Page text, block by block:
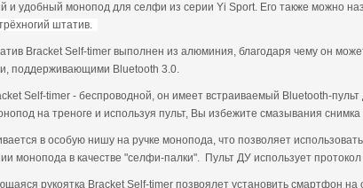
и удобный монопод для селфи из серии Yi Sport. Его также можно
штатив.
Bracket Self-timer выполнен из алюминия, благодаря чему он
поддерживающими Bluetooth 3.0.
Self-timer - беспроводной, он имеет встраиваемый Bluetooth-
на треноге и используя пульт, Вы избежите смазывания
в особую нишу на ручке монопода, что позволяет
монопода в качестве "селфи-палки". Пульт ДУ использует
рукоятка Bracket Self-timer позвоялет установить смартфон